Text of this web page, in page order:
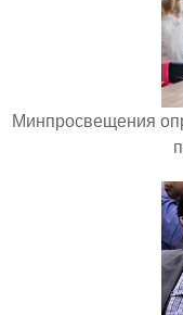
Минпросвещения